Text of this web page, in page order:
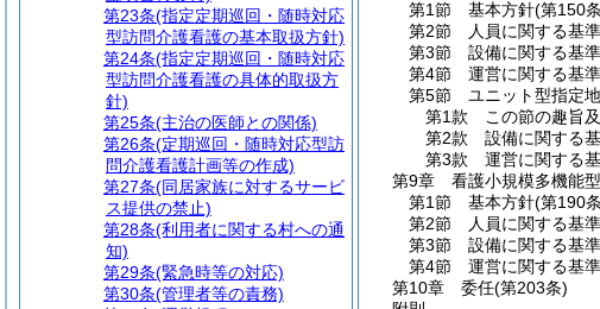
第1節
基本方針(第150
第2節
人員に関する基準
第3節
設備に関する基準
第4節
運営に関する基準
第5節
ユニット型指定
第1款
この節の趣旨
第2款
設備に関する
第3款
運営に関する
第9章
看護小規模多機能
第1節
基本方針(第190
第2節
人員に関する基準
第3節
設備に関する基準
第4節
運営に関する基準
第10章
委任(第203条)
第23条(指定定期巡回・随時対応
型訪問介護看護の基本取扱方針)
第24条(指定定期巡回・随時対応
型訪問介護看護の具体的取扱方
針)
第25条(主治の医師との関係)
第26条(定期巡回・随時対応型訪
問介護看護計画等の作成)
第27条(同居家族に対するサービ
ス提供の禁止)
第28条(利用者に関する村への通
知)
第29条(緊急時等の対応)
第30条(管理者等の責務)